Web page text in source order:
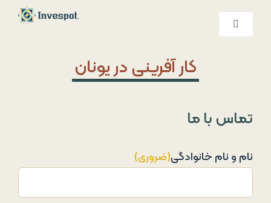
Skip
کنترلر
کار آفرینی در یونان
تماس با ما
نام و نام خانوادگی(ضروری)